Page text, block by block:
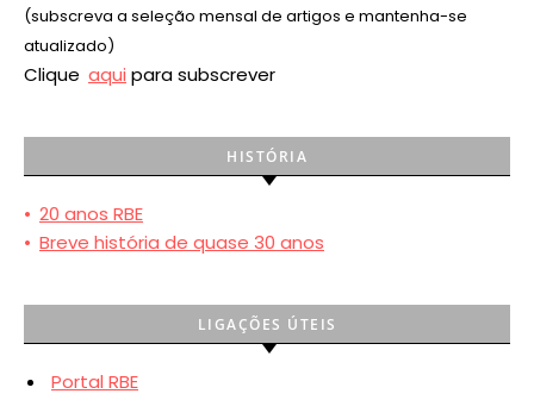
(subscreva a seleção mensal de artigos e mantenha-se
atualizado)
Clique aqui para subscrever
HISTÓRIA
• 20 anos RBE
• Breve história de quase 30 anos
LIGAÇÕES ÚTEIS
Portal RBE